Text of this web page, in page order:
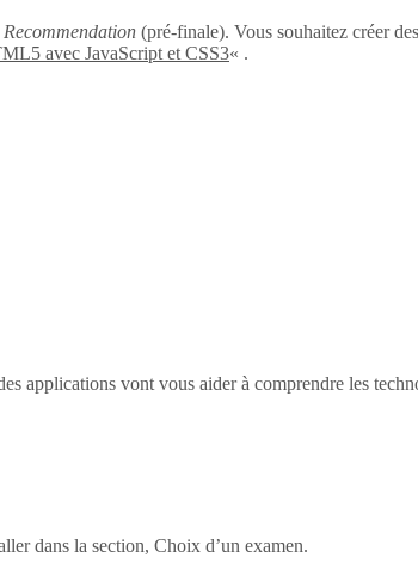
(pré-finale). Vous souhaitez créer
avec JavaScript et CSS3« .
applications vont vous aider à comprendre les
dans la section, Choix d’un examen.